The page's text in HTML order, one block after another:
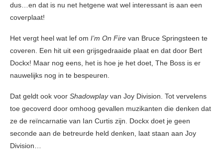
dus…en dat is nu net hetgene wat wel interessant is aan een
coverplaat!
Het vergt heel wat lef om I’m On Fire van Bruce Springsteen te
coveren. Een hit uit een grijsgedraaide plaat en dat door Bert
Dockx! Maar nog eens, het is hoe je het doet, The Boss is er
nauwelijks nog in te bespeuren.
Dat geldt ook voor Shadowplayvan Joy Division. Tot vervelens
toe gecoverd door omhoog gevallen muzikanten die denken dat
ze de reïncarnatie van Ian Curtis zijn. Dockx doet je geen
seconde aan de betreurde held denken, laat staan aan Joy
Division…